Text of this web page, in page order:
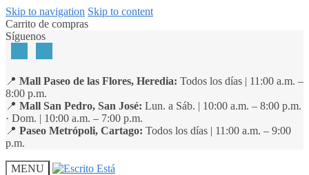
Skip to navigation Skip to content
Carrito de compras
Síguenos
📍 Mall Paseo de las Flores, Heredia: Todos los días | 11:00 a.m. –
8:00 p.m.
📍 Mall San Pedro, San José: Lun. a Sáb. | 10:00 a.m. – 8:00 p.m.
· Dom. | 10:00 a.m. – 7:00 p.m.
📍 Paseo Metrópoli, Cartago: Todos los días | 11:00 a.m. – 9:00
p.m.
MENU